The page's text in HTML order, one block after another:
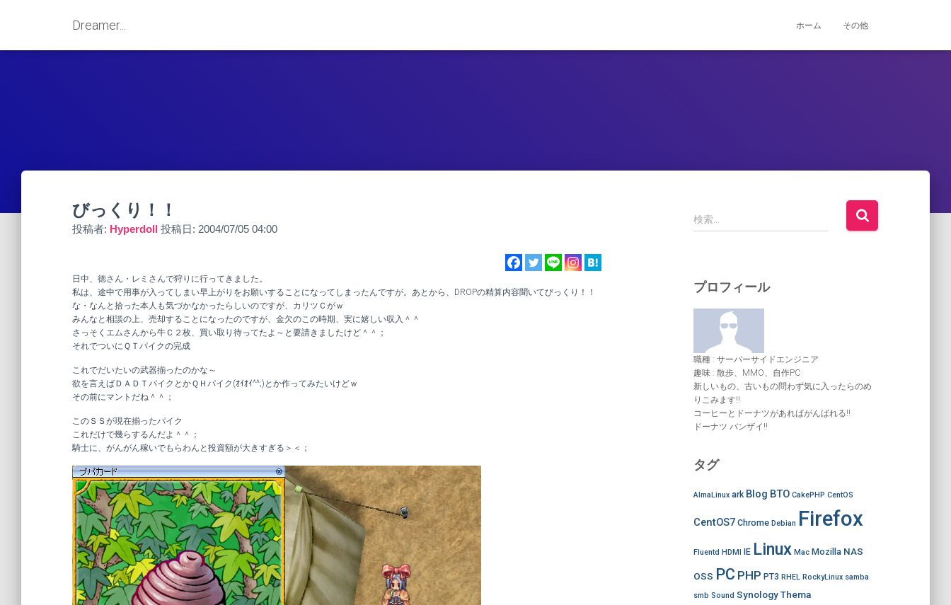
Dreamer... ホーム その他
びっくり！！
投稿者: Hyperdoll 投稿日: 2004/07/05 04:00
日中、徳さん・レミさんで狩りに行ってきました。
私は、途中で用事が入ってしまい早上がりをお願いすることになってしまったんですが。あとから、DROPの精算内容聞いてびっくり！！
な・なんと拾った本人も気づかなかったらしいのですが、カリツＣがｗ
みんなと相談の上、売却することになったのですが、金欠のこの時期、実に嬉しい収入＾＾
さっそくエムさんから牛Ｃ２枚、買い取り待ってたよ～と要請きましたけど＾＾；
それでついにＱＴパイクの完成
これでだいたいの武器揃ったのかな～
欲を言えばＤＡＤＴパイクとかＱＨパイク(ｵｲｵｲ^^;)とか作ってみたいけどｗ
その前にマントだね＾＾；
このＳＳが現在揃ったパイク
これだけで幾らするんだよ＾＾；
騎士に、がんがん稼いでもらわんと投資額が大きすぎる＞＜；
検
索
検索…
プロフィール
職種 : サーバーサイドエンジニア
趣味 : 散歩、MMO、自作PC
新しいもの、古いもの問わず気に入ったらのめ
りこみます!!
コーヒーとドーナツがあればがんばれる!!
ドーナツ バンザイ!!
タグ
AlmaLinux ark Blog BTO CakePHP CentOS
CentOS7 Chrome Debian Firefox
Fluentd HDMI IE Linux Mac Mozilla NAS
OSS PC PHP PT3 RHEL RockyLinux samba
smb Sound Synology Thema